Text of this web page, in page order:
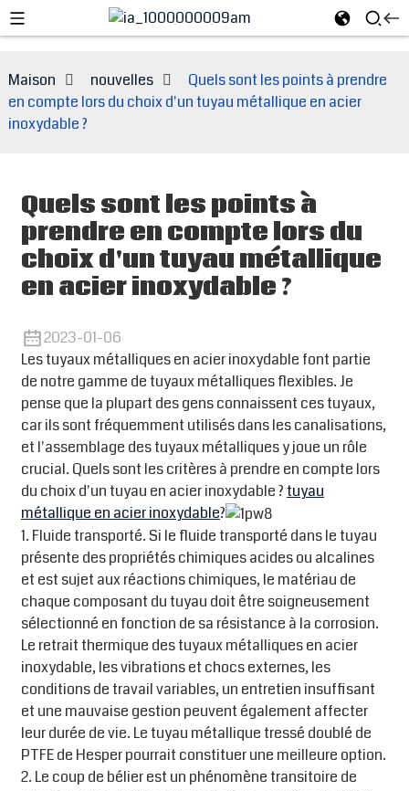
Maison nouvelles
Quels sont les points à prendre
en compte lors du choix d'un tuyau métallique en acier
inoxydable ?
Quels sont les points à
prendre en compte lors du
choix d'un tuyau métallique
en acier inoxydable ?
2023-01-06
Les tuyaux métalliques en acier inoxydable font partie
de notre gamme de tuyaux métalliques flexibles. Je
pense que la plupart des gens connaissent ces tuyaux,
car ils sont fréquemment utilisés dans les canalisations,
et l'assemblage des tuyaux métalliques y joue un rôle
crucial. Quels sont les critères à prendre en compte lors
du choix d'un tuyau en acier inoxydable ?tuyau
métallique en acier inoxydable?
1. Fluide transporté. Si le fluide transporté dans le tuyau
présente des propriétés chimiques acides ou alcalines
et est sujet aux réactions chimiques, le matériau de
chaque composant du tuyau doit être soigneusement
sélectionné en fonction de sa résistance à la corrosion.
Le retrait thermique des tuyaux métalliques en acier
inoxydable, les vibrations et chocs externes, les
conditions de travail variables, un entretien insuffisant
et une mauvaise gestion peuvent également affecter
leur durée de vie. Le tuyau métallique tressé doublé de
PTFE de Hesper pourrait constituer une meilleure option.
2. Le coup de bélier est un phénomène transitoire de